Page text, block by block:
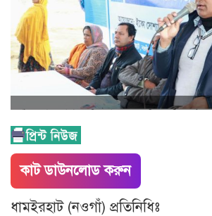
কাট ডাউনলোড করুন
ধামইরহাট (নওগাঁ) প্রতিনিধিঃ